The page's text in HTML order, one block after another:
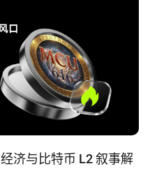
济与比特币 L2 叙事解